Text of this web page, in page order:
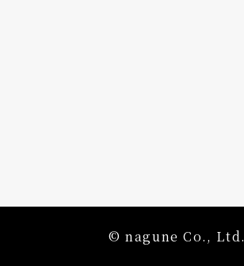
© nagune Co., Ltd.